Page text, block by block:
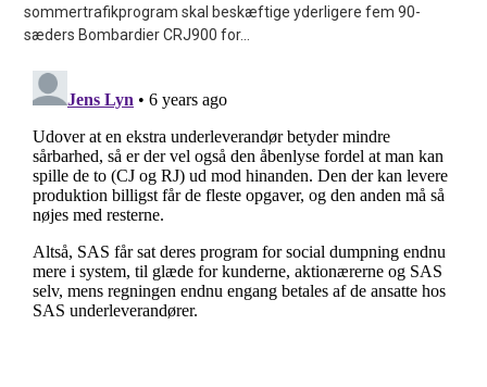
sommertrafikprogram skal beskæftige yderligere fem 90-
sæders Bombardier CRJ900 for...